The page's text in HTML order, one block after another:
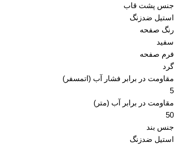
جنس پشت قاب
استیل ضدزنگ
رنگ صفحه
سفید
فرم صفحه
گرد
مقاومت در برابر فشار آب (اتمسفر)
5
مقاومت در برابر آب (متر)
50
جنس بند
استیل ضدزنگ